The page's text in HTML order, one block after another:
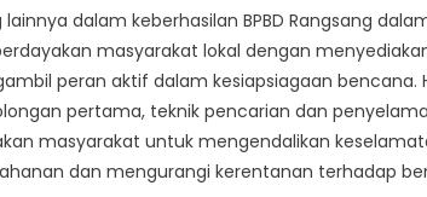
dalam keberhasilan BPBD Rangsang
masyarakat lokal dengan
peran aktif dalam kesiapsiagaan bencana.
pertama, teknik pencarian dan
masyarakat untuk mengendalikan
dan mengurangi kerentanan terhadap